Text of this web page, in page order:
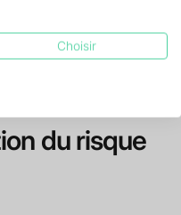
solutions derelance
des retards facilement
du risque
Choisir